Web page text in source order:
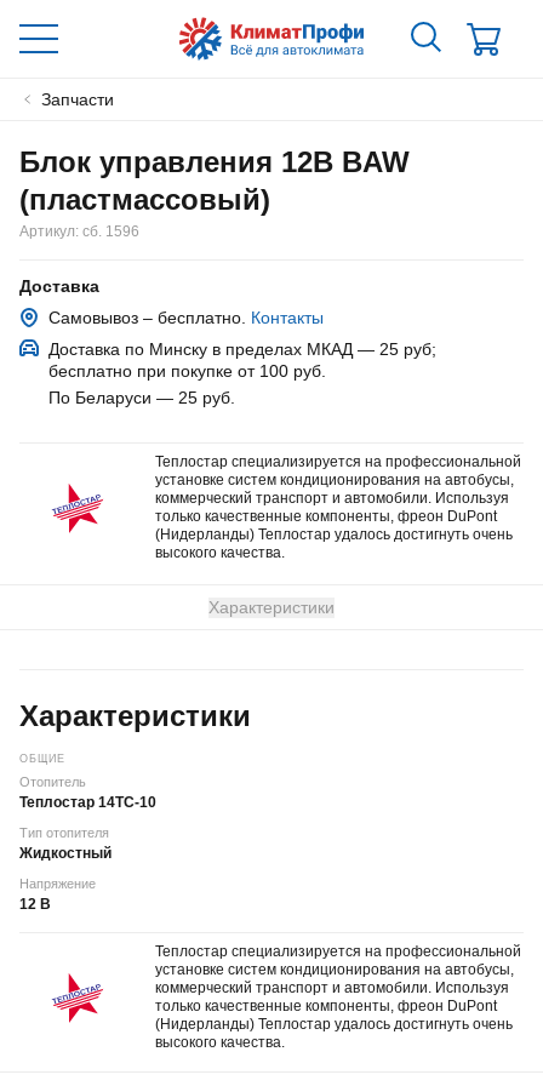
Запчасти
Блок управления 12В BAW
(пластмассовый)
Артикул: сб. 1596
Доставка
Самовывоз – бесплатно. Контакты
Доставка по Минску в пределах МКАД — 25 руб;
бесплатно при покупке от 100 руб.
По Беларуси — 25 руб
Теплостар специализируется на профессиональной
установке систем кондиционирования на автобусы,
коммерческий транспорт и автомобили. Используя
только качественные компоненты, фреон DuPont
(Нидерланды) Теплостар удалось достигнуть очень
высокого качества.
Характеристики
Характеристики
ОБЩИЕ
Отопитель
Теплостар 14ТС-10
Тип отопителя
Жидкостный
Напряжение
12 В
Теплостар специализируется на профессиональной
установке систем кондиционирования на автобусы,
коммерческий транспорт и автомобили. Используя
только качественные компоненты, фреон DuPont
(Нидерланды) Теплостар удалось достигнуть очень
высокого качества.